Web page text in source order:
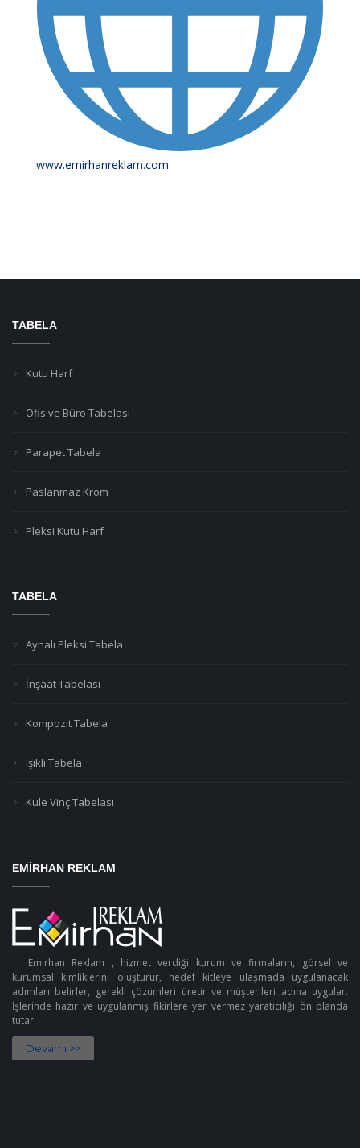
www.emirhanreklam.com
TABELA
Kutu Harf
Ofis ve Büro Tabelası
Parapet Tabela
Paslanmaz Krom
Pleksi Kutu Harf
TABELA
Aynalı Pleksi Tabela
İnşaat Tabelası
Kompozit Tabela
Işıklı Tabela
Kule Vinç Tabelası
EMIRHAN REKLAM
Emirhan Reklam , hizmet verdiği kurum ve firmaların, görsel ve
kurumsal kimliklerini oluşturur, hedef kitleye ulaşmada uygulanacak
adımları belirler, gerekli çözümleri üretir ve müşterileri adına uygular.
İşlerinde hazır ve uygulanmış fikirlere yer vermez yaratıcılığı ön planda
tutar.
Devamı >>